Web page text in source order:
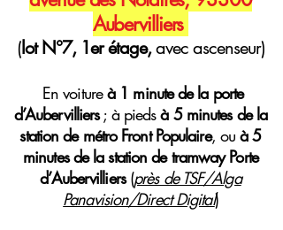
Aubervilliers
(lot N°7, 1er étage,avec ascenseur)
En voitureà 1 minute de la porte
d’Aubervilliers; à piedsà 5 minutes de la
station de métro Front Populaire, ouà 5
minutes de la station de tramway Porte
d’Aubervilliers(près de TSF/Alga
Panavision/Direct Digital)